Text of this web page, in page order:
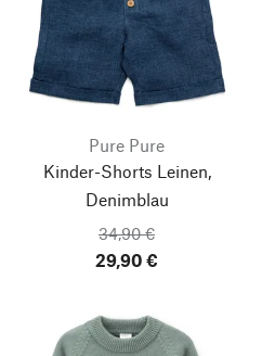
Pure Pure
Kinder-Shorts Leinen,
Denimblau
34,90 €
29,90 €